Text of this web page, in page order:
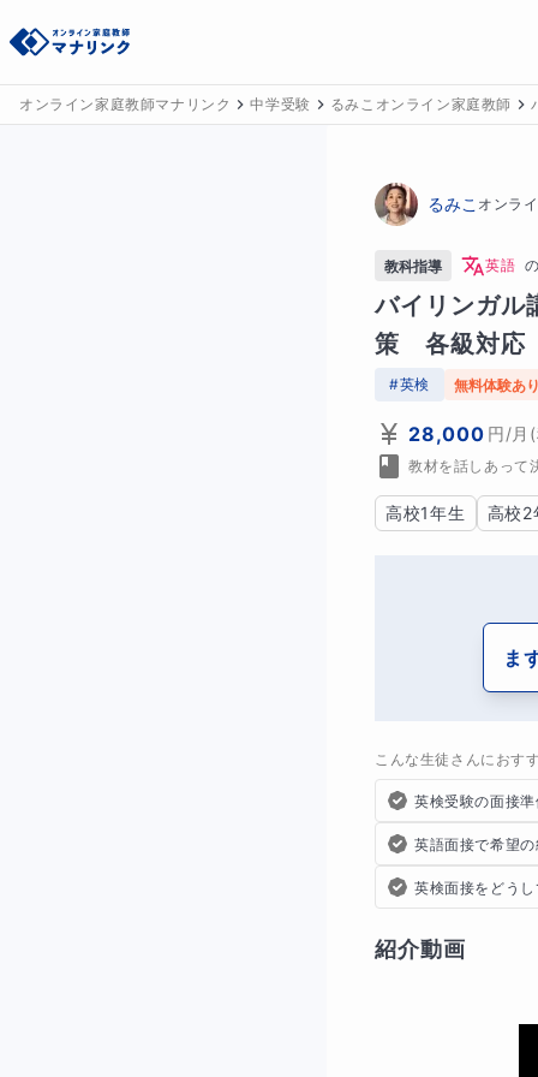
オンライン家庭教師マナリンク 中学受験 るみこオンライン家庭教師
るみこ オンラ
教科指導 英語
バイリンガル
策　各級対応
#英検 無料体験あ
28,000 円/月
教材を話しあって
高校1年生 高校2
ま
こんな生徒さんにおす
英検受験の面接
英語面接で希望
英検面接をどう
紹介動画